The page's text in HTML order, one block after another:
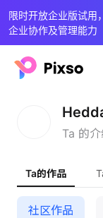
限时开放企业版试用
企业协作及管理能力
Ta 的
Ta的作品
社区作品